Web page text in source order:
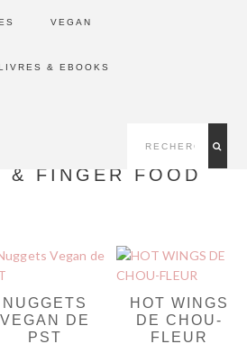
VEGAN
& EBOOKS
SOCIAL
MENU
& FINGER FOOD
NUGGETS
VEGAN DE
PST
HOT WINGS
DE CHOU-
FLEUR